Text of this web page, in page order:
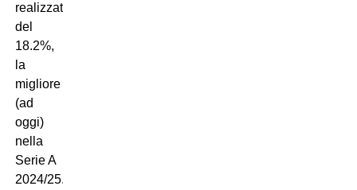
realizzativa
del
18.2%,
la
migliore
(ad
oggi)
nella
Serie A
2024/25.